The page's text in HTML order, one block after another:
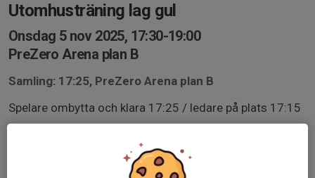
Utomhusträning lag gul
Onsdag 5 nov 2025, 17:30-19:00
PreZero Arena plan B
Samling: 17:25, PreZero Arena plan B
Spelare ombytta och klara 17:25 / ledare på plats 17:15